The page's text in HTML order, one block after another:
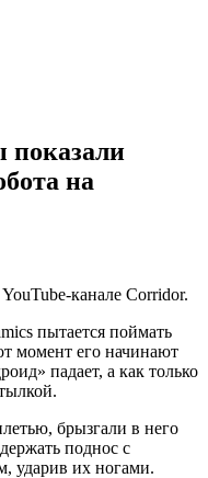
показали
на
канале Corridor.
пытается поймать
момент его начинают
падает, а как только
брызгали в него
поднос с
ударив их ногами.